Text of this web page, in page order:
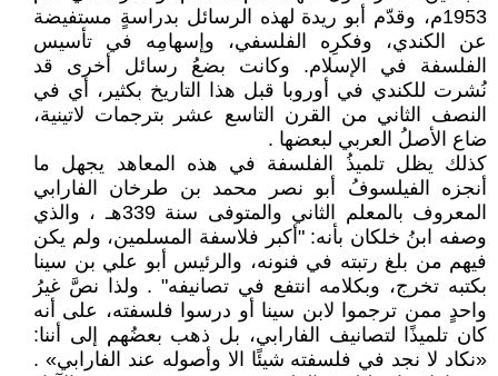
1953م، وقدّم أبو ريدة لهذه الرسائل بدراسةٍ مستفيضة
عن الكندي، وفكرِه الفلسفي، وإسهامِه في تأسيس
الفلسفة في الإسلام. وكانت بضعُ رسائل أخرى قد
نُشرت للكندي في أوروبا قبل هذا التاريخ بكثير، أي في
النصف الثاني من القرن التاسع عشر بترجمات لاتينية،
ضاع الأصلُ العربي لبعضها .
كذلك يظل تلميذُ الفلسفة في هذه المعاهد يجهل ما
أنجزه الفيلسوفُ أبو نصر محمد بن طرخان الفارابي
المعروف بالمعلم الثاني والمتوفى سنة 339هـ ، والذي
وصفه ابنُ خلكان بأنه: "أكبر فلاسفة المسلمين، ولم يكن
فيهم من بلغ رتبته في فنونه، والرئيس أبو علي بن سينا
بكتبه تخرج، وبكلامه انتفع في تصانيفه" . ولذا نصَّ غيرُ
واحدٍ ممن ترجموا لابن سينا أو درسوا فلسفته، على أنه
كان تلميذًا لتصانيف الفارابي، بل ذهب بعضُهم إلى أننا:
«نكاد لا نجد في فلسفته شيئًا الا وأصوله عند الفارابي» .